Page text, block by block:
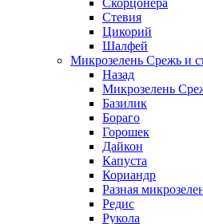
Скорцонера
Стевия
Цикорий
Шалфей
Микрозелень Срежь и
Назад
Микрозелень
Базилик
Бораго
Горошек
Дайкон
Капуста
Кориандр
Разная
Редис
Рукола